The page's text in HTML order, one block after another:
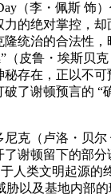
（李・佩斯 饰
的绝对掌控，
统治的合法性，
”（皮鲁・埃斯贝
存在，正以不
了谢顿预言的 “
克（卢洛・贝尔
了谢顿留下的部
人类文明起源的
胁以及基地内部